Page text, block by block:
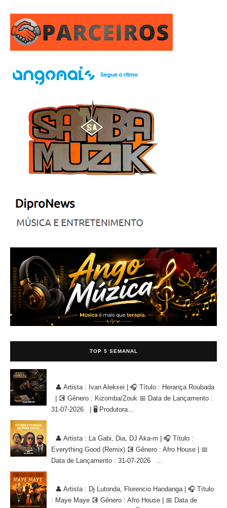
TOP 5 SEMANAL
👤 Artista : Ivan Alekxei | 🎧 Título : Herança Roubada
| 💽 Gênero : Kizomba/Zouk 📅 Data de Lançamento :
31-07-2026 | 🖥 Produtora...
👤 Artista : La Gabi, Dia, DJ Aka-m | 🎧 Título :
Everything Good (Remix) 💽 Gênero : Afro House | 📅
Data de Lançamento : 31-07-2026 ...
👤 Artista : Dj Lutonda, Florencio Handanga | 🎧 Título
: Maye Maye 💽 Gênero : Afro House | 📅 Data de